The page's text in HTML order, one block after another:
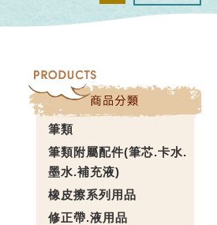
筆類
筆類附屬配件(筆芯.卡水.
墨水.補充液)
橡皮擦系列用品
修正帶.液用品